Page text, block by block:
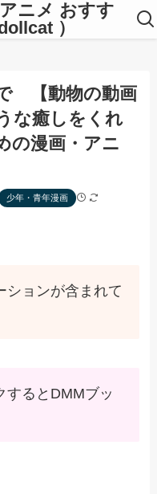
ニメ おすす
）
【動物の動画
な癒しをくれ
漫画・アニ
少年・青年漫画
ションが含まれて
するとDMMブッ